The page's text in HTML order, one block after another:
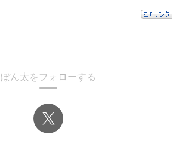
ぽん太をフォローする